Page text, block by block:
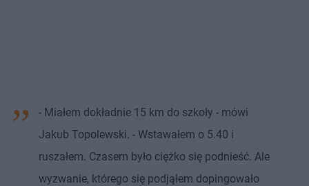
- Miałem dokładnie 15 km do szkoły - mówi
Jakub Topolewski. - Wstawałem o 5.40 i
ruszałem. Czasem było ciężko się podnieść. Ale
wyzwanie, którego się podjąłem dopingowało